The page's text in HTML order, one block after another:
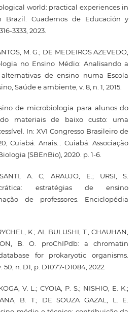
world: practical experiences in
Cuadernos de Educación y
3333, 2023.
M. G.; DE MEDEIROS AZEVEDO,
no Ensino Médio: Analisando a
de ensino numa Escola
Saúde e ambiente, v. 8, n. 1, 2015.
de microbiologia para alunos do
materiais de baixo custo: uma
In: XVI Congresso Brasileiro de
Cuiabá. Anais... Cuiabá: Associação
(SBEnBio), 2020. p. 1-6.
A. C; ARAUJO, E.; URSI, S.
estratégias de ensino
de professores. Enciclopédia
K.; AL BULUSHI, T., CHAUHAN,
B. O. proChIPdb: a chromatin
for prokaryotic organisms.
n. D1, p. D1077-D1084, 2022.
V. L.; CYOIA, P. S.; NISHIO, E. K.;
B. T.; DE SOUZA GAZAL, L. E.